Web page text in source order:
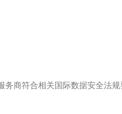
商符合相关国际数据安全法规